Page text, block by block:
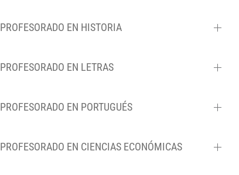
PROFESORADO EN HISTORIA
PROFESORADO EN LETRAS
PROFESORADO EN PORTUGUÉS
PROFESORADO EN CIENCIAS ECONÓMICAS